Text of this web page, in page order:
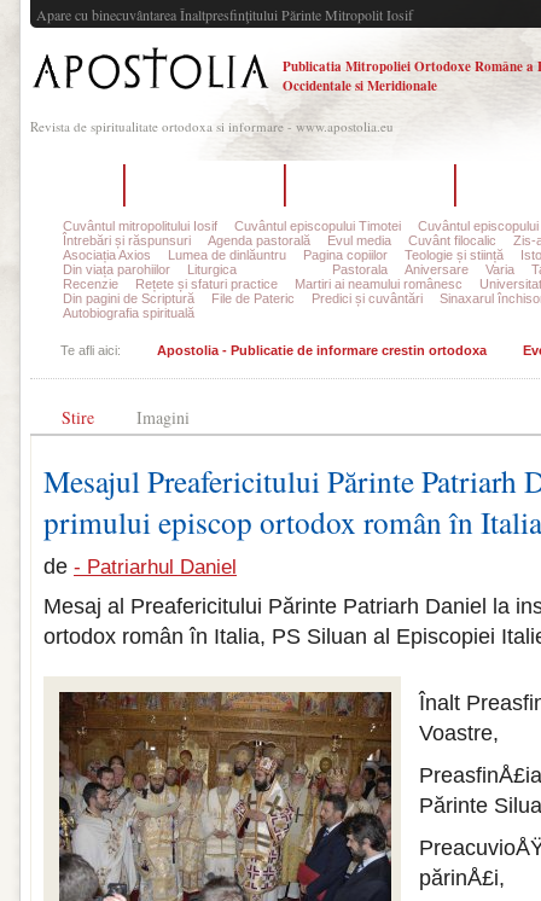
Apare cu binecuvântarea Înaltpresfinţitului Părinte Mitropolit Iosif
Publicatia Mitropoliei Ortodoxe Române a
Occidentale si Meridionale
Revista de spiritualitate ortodoxa si informare - www.apostolia.eu
Cuvântul mitropolitului Iosif Cuvântul episcopului Timotei
Cuvântul episcopului
Întrebări și răspunsuri
Agenda pastorală Evul media Cuvânt filocalic
Zis-
Asociația Axios
Lumea de dinlăuntru Pagina copiilor Teologie și stiință
Din viața parohiilor
Liturgica Pastorala Aniversare Varia
Recenzie
Rețete și sfaturi practice Martiri ai neamului românesc
Din pagini de Scriptură
File de Pateric Predici și cuvântări
Sinaxarul
Autobiografia spirituală
Te afli aici: Apostolia - Publicatie de informare crestin ortodoxa
Stire Imagini
Mesajul Preafericitului Părinte Patriarh
primului episcop ortodox român în Italia
de - Patriarhul Daniel
Mesaj al Preafericitului Părinte Patriarh Daniel la
ortodox român în Italia, PS Siluan al Episcopiei
Înalt
Voastre,
Părinte
părinÅ£i,